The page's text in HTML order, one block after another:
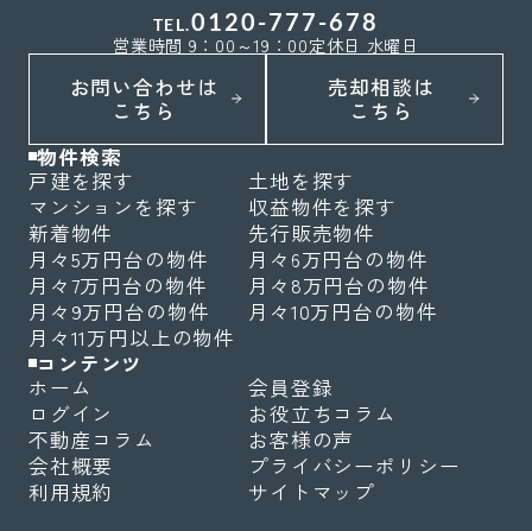
TEL.0120-777-678
営業時間 9：00～19：00定休日 水曜日
お問い合わせは
こちら
売却相談は
こちら
物件検索
戸建を探す
土地を探す
マンションを探す
収益物件を探す
新着物件
先行販売物件
月々5万円台の物件
月々6万円台の物件
月々7万円台の物件
月々8万円台の物件
月々9万円台の物件
月々10万円台の物件
月々11万円以上の物件
コンテンツ
ホーム
会員登録
ログイン
お役立ちコラム
不動産コラム
お客様の声
会社概要
プライバシーポリシー
利用規約
サイトマップ